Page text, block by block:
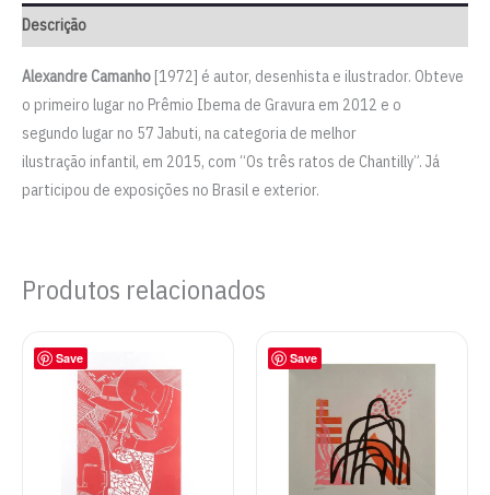
Descrição
Alexandre Camanho [1972] é autor, desenhista e ilustrador. Obteve
o primeiro lugar no Prêmio Ibema de Gravura em 2012 e o
segundo lugar no 57 Jabuti, na categoria de melhor
ilustração infantil, em 2015, com “Os três ratos de Chantilly”. Já
participou de exposições no Brasil e exterior.
Produtos relacionados
Save Save